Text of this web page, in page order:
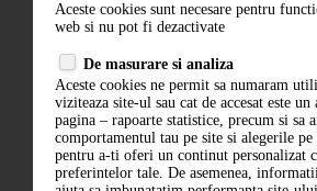
Termeni si conditii
Politica de
ANPC
Aceste cookies sunt necesare pentru
web si nu pot fi dezactivate
De masurare si analiza
Aceste cookies ne permit sa numaram
viziteaza site-ul sau cat de accesat este
pagina – rapoarte statistice, precum si sa
comportamentul tau pe site si alegerile
pentru a-ti oferi un continut personalizat
preferintelor tale. De asemenea,